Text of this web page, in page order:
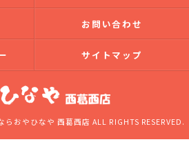
お問い合わせ
サイトマップ
おやひなや 西葛西店 ALL RIGHTS RESERVED.